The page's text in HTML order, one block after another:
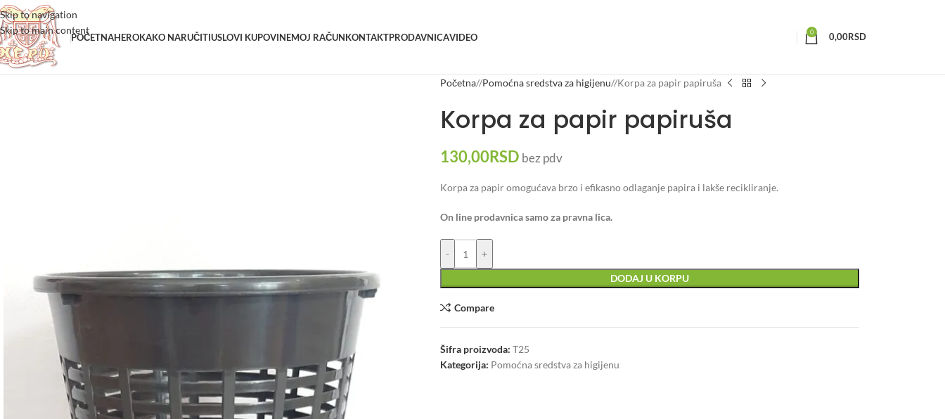
Skip to navigation
Skip to main content
POČETNAHEROKAKO NARUČITIUSLOVI KUPOVINEMOJ RAČUNKONTAKTPRODAVNICAVIDEO 0 0,00RSD
Početna/ Pomoćna sredstva za higijenu/ Korpa za papir papiruša
Korpa za papir papiruša
130,00RSD bez pdv
Korpa za papir omogućava brzo i efikasno odlaganje papira i lakše recikliranje.
On line prodavnica samo za pravna lica.
- +
DODAJ U KORPU
Compare
Šifra proizvoda: T25
Kategorija: Pomoćna sredstva za higijenu